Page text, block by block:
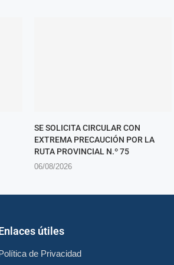
SE SOLICITA CIRCULAR CON
EXTREMA PRECAUCIÓN POR LA
RUTA PROVINCIAL N.º 75
06/08/2026
útiles
Política de Privacidad